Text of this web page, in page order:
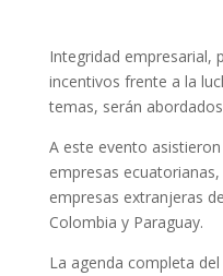
Integridad empresarial,
incentivos frente a la
temas, serán
A este evento
empresas
empresas extranjeras
Colombia y Paraguay.
La agenda completa